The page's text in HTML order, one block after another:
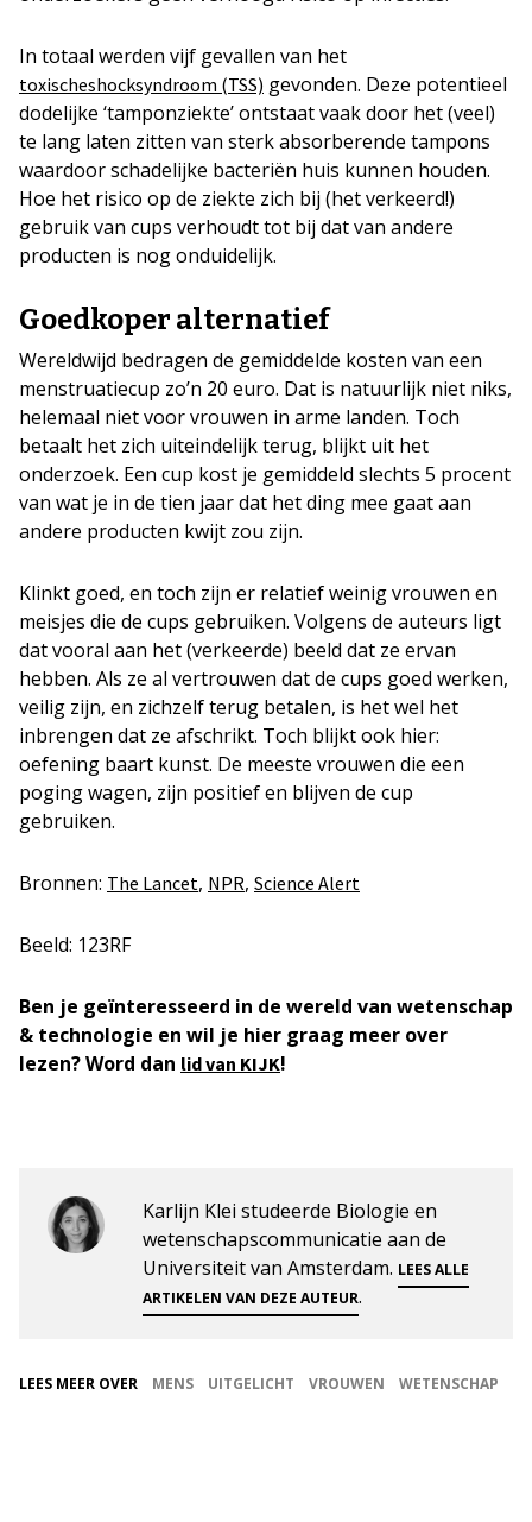
In totaal werden vijf gevallen van het
toxischeshocksyndroom (TSS) gevonden. Deze potentieel
dodelijke ‘tamponziekte’ ontstaat vaak door het (veel)
te lang laten zitten van sterk absorberende tampons
waardoor schadelijke bacteriën huis kunnen houden.
Hoe het risico op de ziekte zich bij (het verkeerd!)
gebruik van cups verhoudt tot bij dat van andere
producten is nog onduidelijk.
Goedkoper alternatief
Wereldwijd bedragen de gemiddelde kosten van een
menstruatiecup zo’n 20 euro. Dat is natuurlijk niet niks,
helemaal niet voor vrouwen in arme landen. Toch
betaalt het zich uiteindelijk terug, blijkt uit het
onderzoek. Een cup kost je gemiddeld slechts 5 procent
van wat je in de tien jaar dat het ding mee gaat aan
andere producten kwijt zou zijn.
Klinkt goed, en toch zijn er relatief weinig vrouwen en
meisjes die de cups gebruiken. Volgens de auteurs ligt
dat vooral aan het (verkeerde) beeld dat ze ervan
hebben. Als ze al vertrouwen dat de cups goed werken,
veilig zijn, en zichzelf terug betalen, is het wel het
inbrengen dat ze afschrikt. Toch blijkt ook hier:
oefening baart kunst. De meeste vrouwen die een
poging wagen, zijn positief en blijven de cup
gebruiken.
Bronnen: The Lancet, NPR, Science Alert
Beeld: 123RF
Ben je geïnteresseerd in de wereld van wetenschap
& technologie en wil je hier graag meer over
lezen? Word dan lid van KIJK!
Karlijn Klei studeerde Biologie en
wetenschapscommunicatie aan de
Universiteit van Amsterdam. LEES ALLE
ARTIKELEN VAN DEZE AUTEUR.
LEES MEER OVER MENS UITGELICHT VROUWEN WETENSCHAP